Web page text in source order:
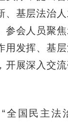
、基层法治
参会人员聚
用发挥、基
开展深入交
国民主法